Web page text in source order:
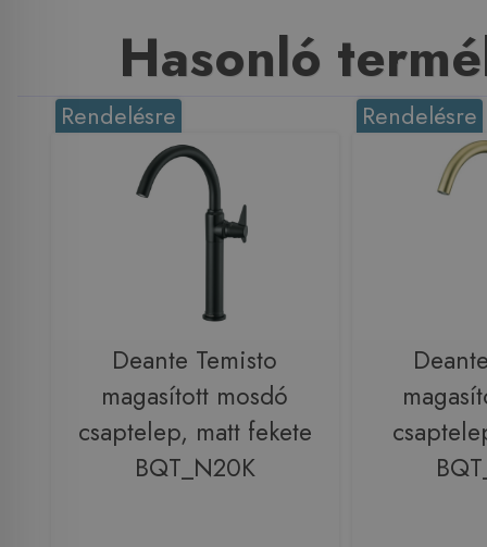
Hasonló
Rendelésre
Deante Temisto
magasított mosdó
csaptelep, matt fekete
BQT_N20K
Rendelésre